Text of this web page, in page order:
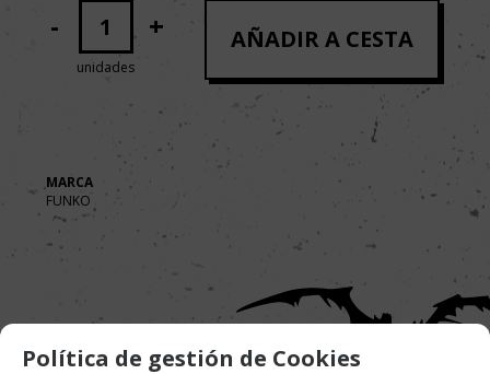
-
unidades
+ AÑADIR A CESTA
MARCA
FUNKO
Política de gestión de Cookies